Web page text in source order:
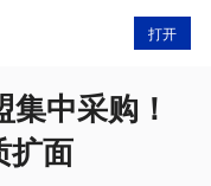
打开
中采购！
扩面